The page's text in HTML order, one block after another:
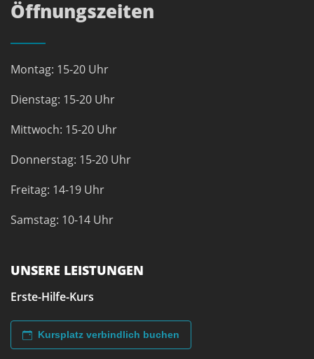
Öffnungszeiten
Montag: 15-20 Uhr
Dienstag: 15-20 Uhr
Mittwoch: 15-20 Uhr
Donnerstag: 15-20 Uhr
Freitag: 14-19 Uhr
Samstag: 10-14 Uhr
UNSERE LEISTUNGEN
Erste-Hilfe-Kurs
Kursplatz verbindlich buchen